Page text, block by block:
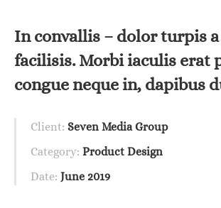
In convallis – dolor turpis
facilisis. Morbi iaculis erat
congue neque in, dapibus
Client: Seven Media Group
Category: Product Design
Date: June 2019